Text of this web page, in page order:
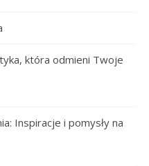
która odmieni Twoje
Inspiracje i pomysły na